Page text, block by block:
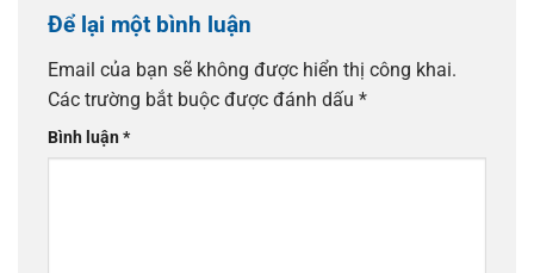
Để lại một bình luận
Email của bạn sẽ không được hiển thị công khai.
Các trường bắt buộc được đánh dấu *
Bình luận*